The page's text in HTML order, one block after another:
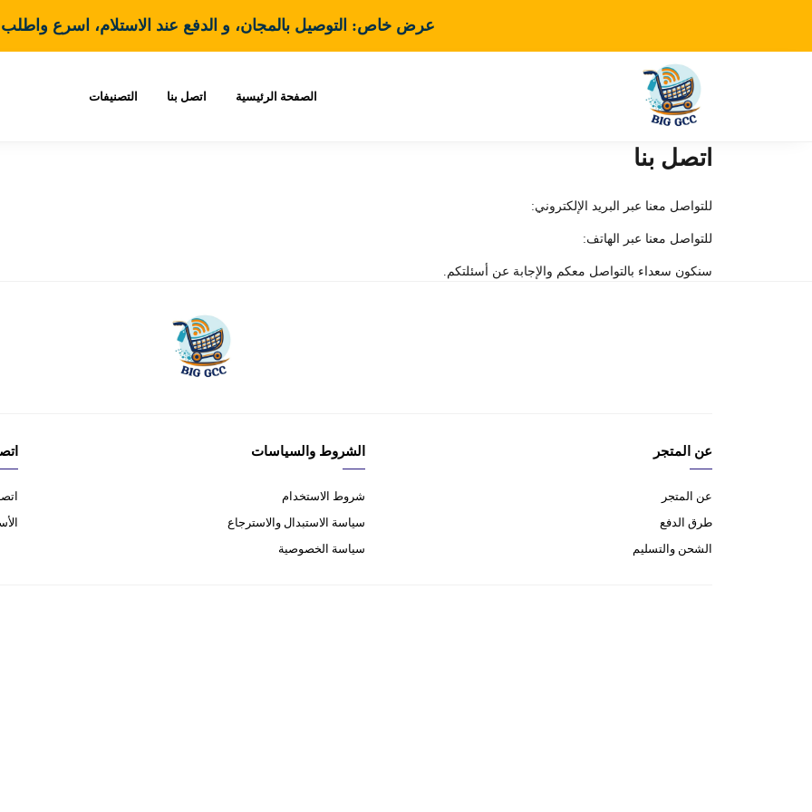
عرض خاص: التوصيل بالمجان، و الدفع عند الاستلام، اسرع واطلب
الصفحة الرئيسية اتصل بنا التصنيفات
اتصل بنا
للتواصل معنا عبر البريد الإلكتروني:
للتواصل معنا عبر الهاتف:
سنكون سعداء بالتواصل معكم والإجابة عن أسئلتكم.
عن المتجر
عن المتجر
طرق الدفع
الشحن والتسليم
الشروط والسياسات
شروط الاستخدام
سياسة الاستبدال والاسترجاع
سياسة الخصوصية